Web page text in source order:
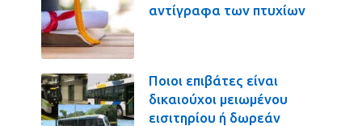
αντίγραφα των πτυχίων
Ποιοι επιβάτες είναι
δικαιούχοι μειωμένου
εισιτηρίου ή δωρεάν